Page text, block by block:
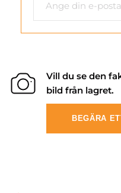
Vill du se den
bild från lagret.
BEGÄRA